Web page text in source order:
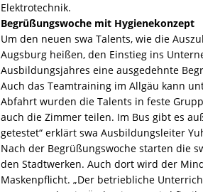
Elektrotechnik.
Begrüßungswoche mit Hygienekonzept
Um den neuen swa Talents, wie die
Augsburg heißen, den Einstieg ins
Ausbildungsjahres eine ausgedehnte
Auch das Teamtraining im Allgäu kann
Abfahrt wurden die Talents in feste
auch die Zimmer teilen. Im Bus gibt es
getestet“ erklärt swa Ausbildungsleiter
Nach der Begrüßungswoche starten die
den Stadtwerken. Auch dort wird der
Maskenpflicht. „Der betriebliche